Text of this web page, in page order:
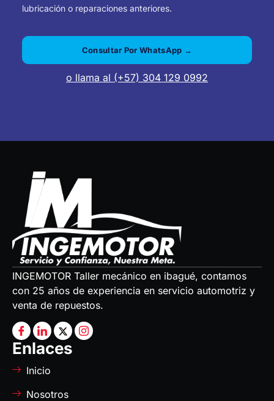
lubricación o reparaciones anteriores.
Consultar Por WhatsApp →
o llama al (+57) 304 129 0992
INGEMOTOR Taller mecánico en ibagué, contamos
con 25 años de experiencia en servicio automotriz y
venta de repuestos.
Enlaces
Inicio
Nosotros